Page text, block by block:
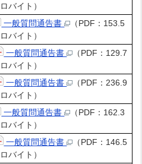
バイト）
一般質問通告書
（PDF：153.5
バイト）
一般質問通告書
（PDF：129.7
バイト）
一般質問通告書
（PDF：236.9
バイト）
一般質問通告書
（PDF：162.3
バイト）
一般質問通告書
（PDF：146.5
バイト）